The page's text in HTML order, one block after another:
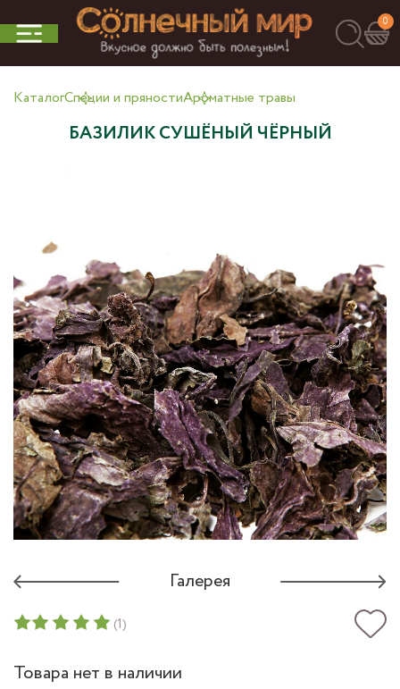
0
КаталогСпеции и пряностиАроматные травы
БАЗИЛИК СУШЁНЫЙ ЧЁРНЫЙ
Галерея
(1)
Товара нет в наличии